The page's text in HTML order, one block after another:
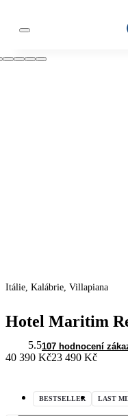
Itálie, Kalábrie, Villapiana
Hotel Maritim
5.5107 hodnocení
40 390 Kč23 490 Kč
BESTSELLER LAST